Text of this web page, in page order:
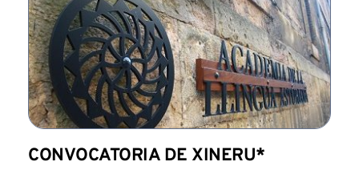
CONVOCATORIA DE XINERU*